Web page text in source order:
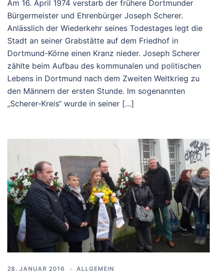
Am 16. April 1974 verstarb der frühere Dortmunder
Bürgermeister und Ehrenbürger Joseph Scherer.
Anlässlich der Wiederkehr seines Todestages legt die
Stadt an seiner Grabstätte auf dem Friedhof in
Dortmund-Körne einen Kranz nieder. Joseph Scherer
zählte beim Aufbau des kommunalen und politischen
Lebens in Dortmund nach dem Zweiten Weltkrieg zu
den Männern der ersten Stunde. Im sogenannten
„Scherer-Kreis“ wurde in seiner […]
28. JANUAR 2016 ALLGEMEIN